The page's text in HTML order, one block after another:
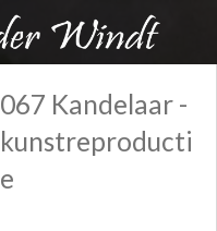
067 Kandelaar -
kunstreproducti
e